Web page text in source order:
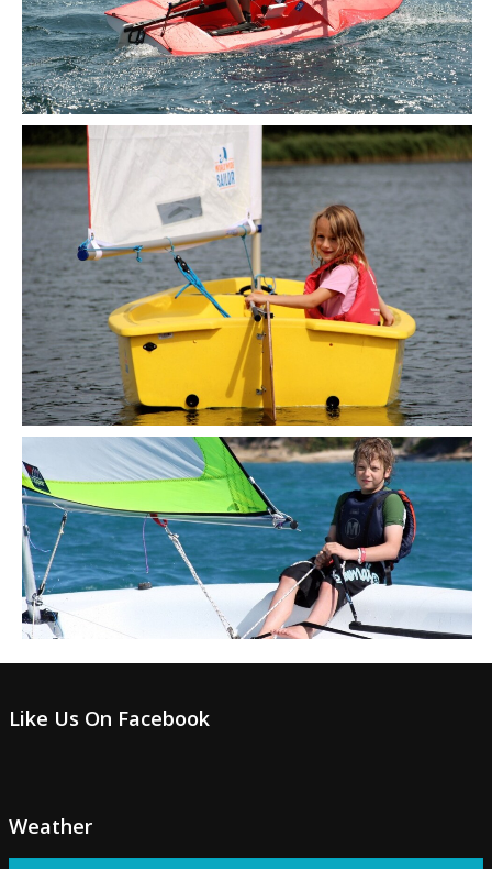
Like Us On Facebook
Weather